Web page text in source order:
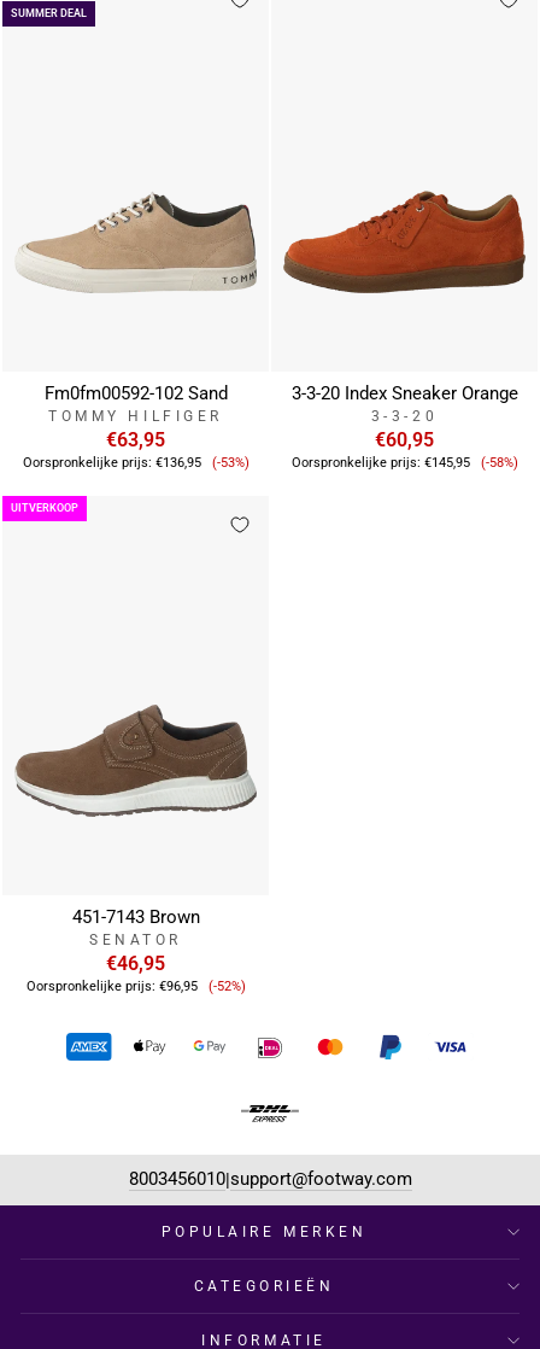
SUMMER DEAL
Fm0fm00592-102 Sand
TOMMY HILFIGER
€63,95
Oorspronkelijke prijs: €136,95 Verkoopprijs
(-53%)
3-3-20 Index Sneaker Orange
3-3-20
€60,95
Oorspronkelijke prijs: €145,95 (-58%)
UITVERKOOP
451-7143 Brown
SENATOR
€46,95
Oorspronkelijke prijs: €96,95 Verkoopprijs
(-52%)
8003456010|support@footway.com
POPULAIRE MERKEN
CATEGORIEËN
INFORMATIE